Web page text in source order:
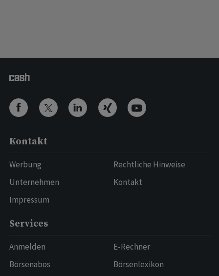
Kontakt
Werbung
Unternehmen
Impressum
Rechtliche Hinweise
Kontakt
Services
Anmelden
Börsenabos
E-Rechner
Börsenlexikon